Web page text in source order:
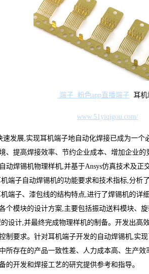
端子 粉色app直播端子 耳机
www.51yiqigou.com/
速发展,实现耳机端子地自动化焊接已成为一
、提高焊接效率、节约企业成本、增加企业
动焊锡机物理样机,并基于Ansys仿真技术及
端子自动焊锡机的功能要求和技术指标,分析
端子、漆包线的结构特点,进行了焊锡机的详
个模块的设计方案,主要包括振动送料模块、
设计,并最终完成物理样机的制备。开发出高
制要求。针对耳机端子开发的自动焊锡机,实
所存在的产品一致性差、人力成本高、生产
的开发和焊接工艺的研究提供参考和指导。